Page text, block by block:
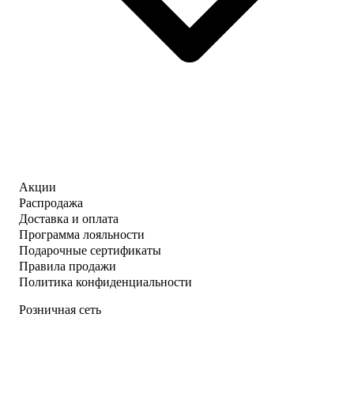
Акции
Распродажа
Доставка и оплата
Программа лояльности
Подарочные сертификаты
Правила продажи
Политика конфиденциальности
Розничная сеть